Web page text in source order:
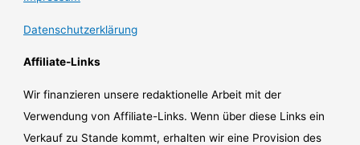
Datenschutzerklärung
Affiliate-Links
Wir finanzieren unsere redaktionelle Arbeit mit der
Verwendung von Affiliate-Links. Wenn über diese Links ein
Verkauf zu Stande kommt, erhalten wir eine Provision des